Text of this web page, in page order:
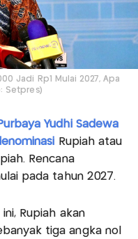
Jadi Rp1 Mulai 2027, Apa
Setpres)
Yudhi Sadewa
Rupiah atau
Rencana
pada tahun 2027.
Rupiah akan
tiga angka nol